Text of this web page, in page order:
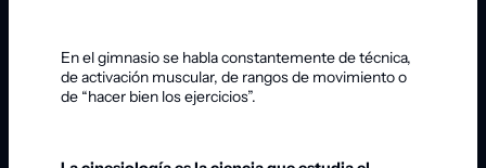
En el gimnasio se habla constantemente de técnica,
de activación muscular, de rangos de movimiento o
de “hacer bien los ejercicios”.